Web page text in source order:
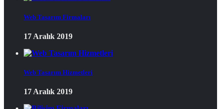
Web Tasarım Firmaları
17 Aralık 2019
Web Tasarım Hizmetleri
17 Aralık 2019